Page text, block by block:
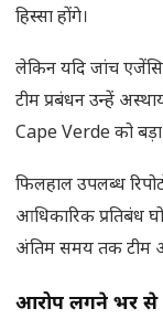
हिस्सा होंगे।
लेकिन यदि जांच
टीम प्रबंधन उन्हें
Cape Verde को
फिलहाल उपलब्ध
आधिकारिक प्रतिबंध
अंतिम समय तक टीम
आरोप लगने भर से